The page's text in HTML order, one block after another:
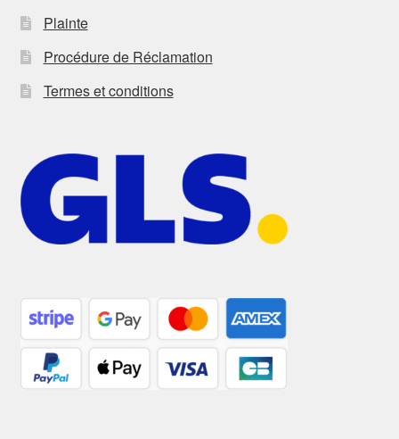
Plainte
Procédure de Réclamation
Termes et conditions